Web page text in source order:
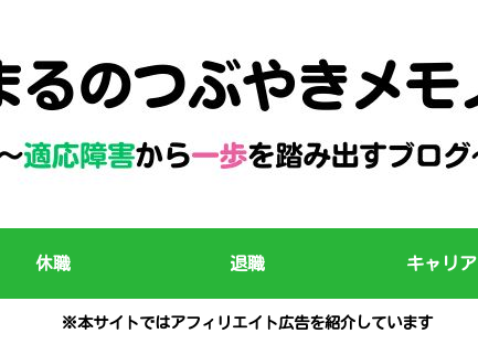
休職 退職 キャリア
※本サイトではアフィリエイト広告を紹介しています